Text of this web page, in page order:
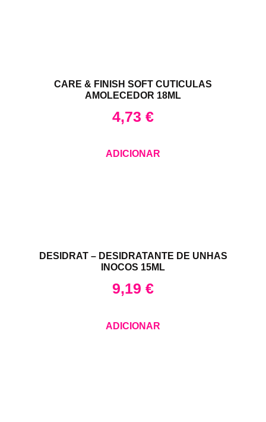
CARE & FINISH SOFT CUTICULAS
AMOLECEDOR 18ML
4,73 €
ADICIONAR
DESIDRAT – DESIDRATANTE DE UNHAS
INOCOS 15ML
9,19 €
ADICIONAR